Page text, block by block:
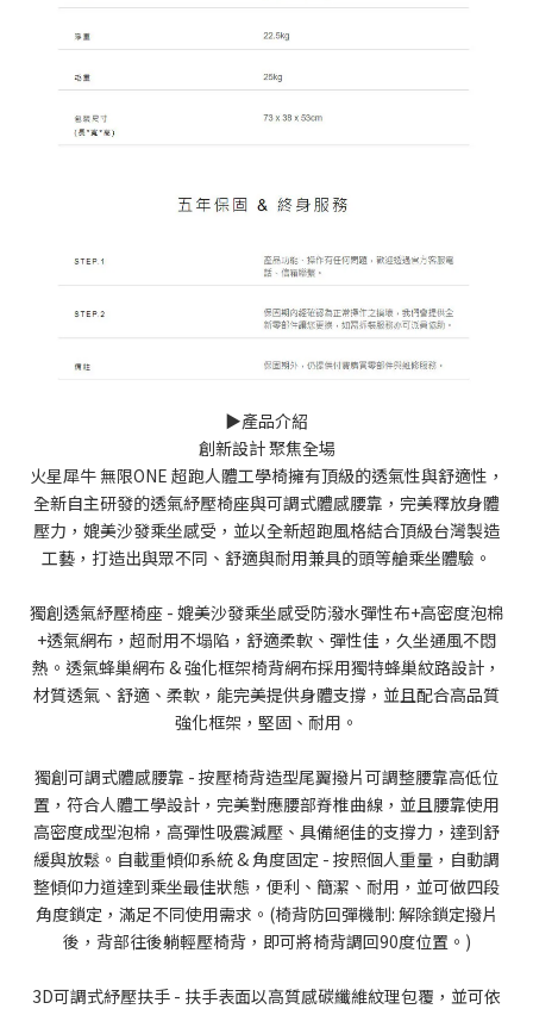
▶️產品介紹
創新設計 聚焦全場
火星犀牛 無限ONE 超跑人體工學椅擁有頂級的透氣性與舒適性，
全新自主研發的透氣紓壓椅座與可調式體感腰靠，完美釋放身體
壓力，媲美沙發乘坐感受，並以全新超跑風格結合頂級台灣製造
工藝，打造出與眾不同、舒適與耐用兼具的頭等艙乘坐體驗。
獨創透氣紓壓椅座 - 媲美沙發乘坐感受防潑水彈性布+高密度泡棉
+透氣網布，超耐用不塌陷，舒適柔軟、彈性佳，久坐通風不悶
熱。透氣蜂巢網布 & 強化框架椅背網布採用獨特蜂巢紋路設計，
材質透氣、舒適、柔軟，能完美提供身體支撐，並且配合高品質
強化框架，堅固、耐用。
獨創可調式體感腰靠 - 按壓椅背造型尾翼撥片可調整腰靠高低位
置，符合人體工學設計，完美對應腰部脊椎曲線，並且腰靠使用
高密度成型泡棉，高彈性吸震減壓、具備絕佳的支撐力，達到舒
緩與放鬆。自載重傾仰系統 & 角度固定 - 按照個人重量，自動調
整傾仰力道達到乘坐最佳狀態，便利、簡潔、耐用，並可做四段
角度鎖定，滿足不同使用需求。(椅背防回彈機制: 解除鎖定撥片
後，背部往後躺輕壓椅背，即可將椅背調回90度位置。)
3D可調式紓壓扶手 - 扶手表面以高質感碳纖維紋理包覆，並可依